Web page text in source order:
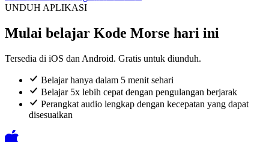
UNDUH APLIKASI
Mulai belajar Kode Morse hari ini
Tersedia di iOS dan Android. Gratis untuk diunduh.
Belajar hanya dalam 5 menit sehari
Belajar 5x lebih cepat dengan pengulangan berjarak
Perangkat audio lengkap dengan kecepatan yang dapat
disesuaikan